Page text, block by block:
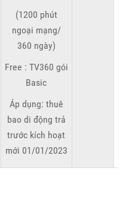
(1200 phút
ngoại mạng/
360 ngày)
Free : TV360 gói
Basic
Áp dụng: thuê
bao di động trả
trước kích hoạt
mới 01/01/2023